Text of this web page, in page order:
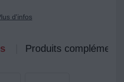
d'infos
Produits